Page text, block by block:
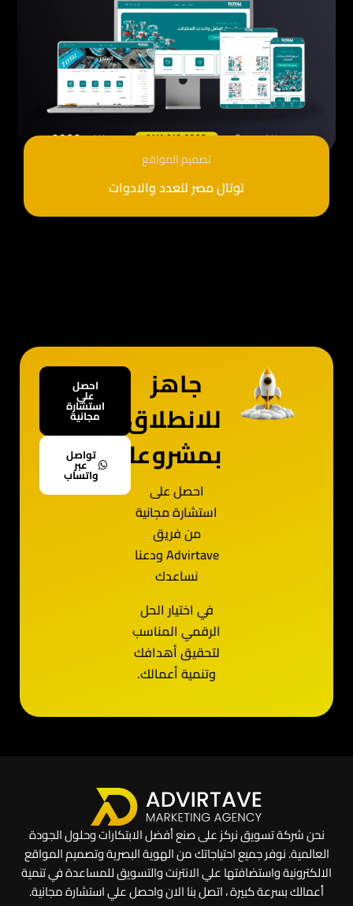
توتال مصر للعدد والادوات
تصميم المواقع
جاهز
للانطلاق
بمشروعك؟
احصل على
استشارة مجانية
من فريق
Advirtave ودعنا
نساعدك
في اختيار الحل
الرقمي المناسب
لتحقيق أهدافك
وتنمية أعمالك.
احصل
علي
استشارة
مجانية
تواصل
عبر
واتساب
نحن شركة تسويق نركز على صنع أفضل الابتكارات وحلول الجودة
العالمية. نوفر جميع احتياجاتك من الهوية البصرية وتصميم المواقع
الالكترونية واستضافتها علي الانترنت والتسويق للمساعدة في تنمية
أعمالك بسرعة كبيرة ، اتصل بنا الان واحصل علي استشارة مجانية.